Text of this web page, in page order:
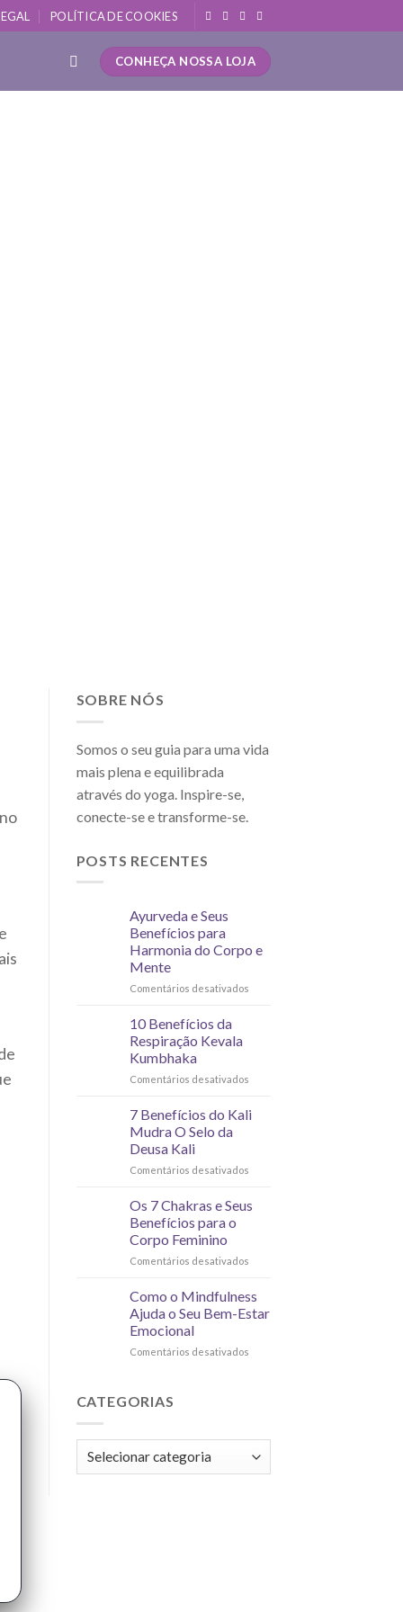
POLÍTICA DE COOKIES
CONHEÇA NOSSA LOJA
SOBRE NÓS
Somos o seu guia para uma vida
mais plena e equilibrada
através do yoga. Inspire-se,
conecte-se e transforme-se.
POSTS RECENTES
Ayurveda e Seus
Benefícios para
Harmonia do Corpo e
Mente
Comentários desativados
10 Benefícios da
Respiração Kevala
Kumbhaka
Comentários desativados
7 Benefícios do Kali
Mudra O Selo da
Deusa Kali
Comentários desativados
Os 7 Chakras e Seus
Benefícios para o
Corpo Feminino
Comentários desativados
Como o Mindfulness
Ajuda o Seu Bem-Estar
Emocional
Comentários desativados
CATEGORIAS